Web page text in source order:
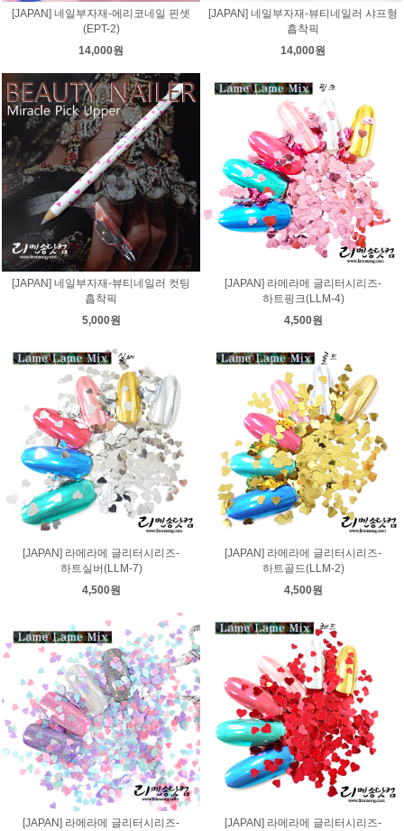
[JAPAN] 네일부자재-에리코네일 핀셋
(EPT-2)
14,000원
[JAPAN] 네일부자재-뷰티네일러 샤프형
흡착픽
14,000원
[JAPAN] 네일부자재-뷰티네일러 컷팅
흡착픽
5,000원
[JAPAN] 라메라메 글리터시리즈-
하트핑크(LLM-4)
4,500원
[JAPAN] 라메라메 글리터시리즈-
하트실버(LLM-7)
4,500원
[JAPAN] 라메라메 글리터시리즈-
하트골드(LLM-2)
4,500원
[JAPAN] 라메라메 글리터시리즈-
[JAPAN] 라메라메 글리터시리즈-